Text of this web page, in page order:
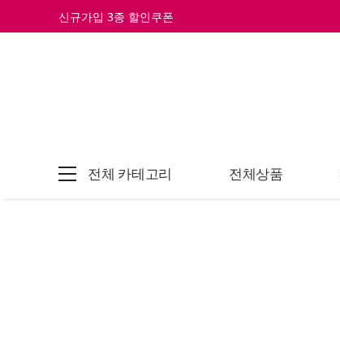
신규가입 3종 할인쿠폰
전체 카테고리 전체상품